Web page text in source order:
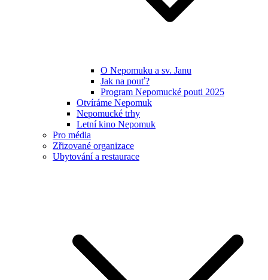
O Nepomuku a sv. Janu
Jak na pouť?
Program Nepomucké pouti 2025
Otvíráme Nepomuk
Nepomucké trhy
Letní kino Nepomuk
Pro média
Zřizované organizace
Ubytování a restaurace